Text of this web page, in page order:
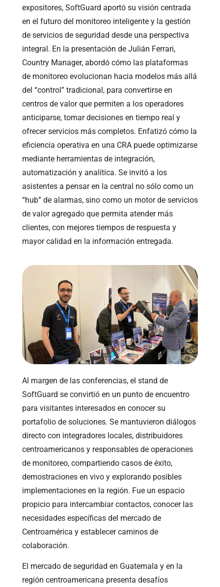
expositores, SoftGuard aportó su visión centrada
en el futuro del monitoreo inteligente y la gestión
de servicios de seguridad desde una perspectiva
integral. En la presentación de Julián Ferrari,
Country Manager, abordó cómo las plataformas
de monitoreo evolucionan hacia modelos más allá
del “control” tradicional, para convertirse en
centros de valor que permiten a los operadores
anticiparse, tomar decisiones en tiempo real y
ofrecer servicios más completos. Enfatizó cómo la
eficiencia operativa en una CRA puede optimizarse
mediante herramientas de integración,
automatización y analítica. Se invitó a los
asistentes a pensar en la central no sólo como un
“hub” de alarmas, sino como un motor de servicios
de valor agregado que permita atender más
clientes, con mejores tiempos de respuesta y
mayor calidad en la información entregada.
Al margen de las conferencias, el stand de
SoftGuard se convirtió en un punto de encuentro
para visitantes interesados en conocer su
portafolio de soluciones. Se mantuvieron diálogos
directo con integradores locales, distribuidores
centroamericanos y responsables de operaciones
de monitoreo, compartiendo casos de éxito,
demostraciones en vivo y explorando posibles
implementaciones en la región. Fue un espacio
propicio para intercambiar contactos, conocer las
necesidades específicas del mercado de
Centroamérica y establecer caminos de
colaboración.
El mercado de seguridad en Guatemala y en la
región centroamericana presenta desafíos